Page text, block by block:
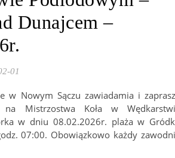
Dunajcem –
01
w Nowym Sączu zawiadamia i
na Mistrzostwa Koła w
w dniu 08.02.2026r. plaża w
07:00. Obowiązkowo każdy